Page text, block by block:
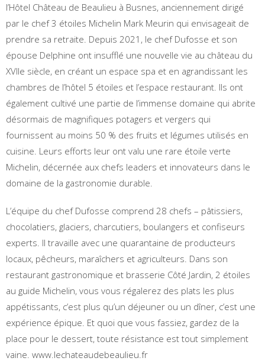
l’Hôtel Château de Beaulieu à Busnes, anciennement dirigé
par le chef 3 étoiles Michelin Mark Meurin qui envisageait de
prendre sa retraite. Depuis 2021, le chef Dufosse et son
épouse Delphine ont insufflé une nouvelle vie au château du
XVIIe siècle, en créant un espace spa et en agrandissant les
chambres de l’hôtel 5 étoiles et l’espace restaurant. Ils ont
également cultivé une partie de l’immense domaine qui abrite
désormais de magnifiques potagers et vergers qui
fournissent au moins 50 % des fruits et légumes utilisés en
cuisine. Leurs efforts leur ont valu une rare étoile verte
Michelin, décernée aux chefs leaders et innovateurs dans le
domaine de la gastronomie durable.
L’équipe du chef Dufosse comprend 28 chefs – pâtissiers,
chocolatiers, glaciers, charcutiers, boulangers et confiseurs
experts. Il travaille avec une quarantaine de producteurs
locaux, pêcheurs, maraîchers et agriculteurs. Dans son
restaurant gastronomique et brasserie Côté Jardin, 2 étoiles
au guide Michelin, vous vous régalerez des plats les plus
appétissants, c’est plus qu’un déjeuner ou un dîner, c’est une
expérience épique. Et quoi que vous fassiez, gardez de la
place pour le dessert, toute résistance est tout simplement
vaine. www.lechateaudebeaulieu.fr